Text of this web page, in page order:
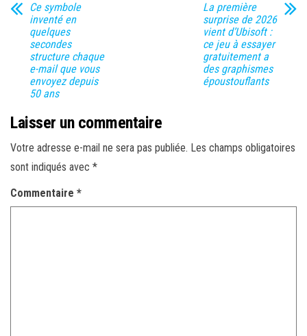
Ce symbole
inventé en
quelques
secondes
structure chaque
e-mail que vous
envoyez depuis
50 ans
La première
surprise de 2026
vient d’Ubisoft :
ce jeu à essayer
gratuitement a
des graphismes
époustouflants
Laisser un commentaire
Votre adresse e-mail ne sera pas publiée. Les champs obligatoires
sont indiqués avec *
Commentaire *